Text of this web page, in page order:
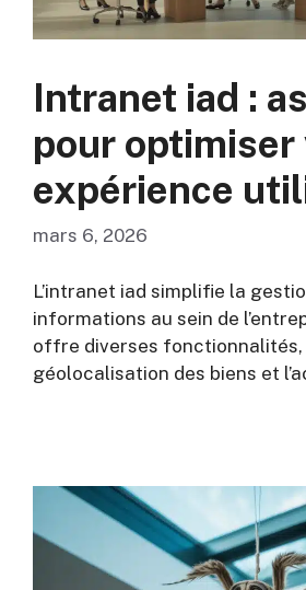
Intranet iad :
pour optimiser
expérience
mars 6, 2026
L’intranet iad simplifie la
informations au sein de
offre diverses fonctionnalités,
géolocalisation des biens et